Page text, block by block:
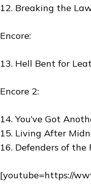
12. Breaking the
Encore:
13. Hell Bent for
Encore 2:
14. You’ve Got
15. Living After
16. Defenders of the
[youtube=https://